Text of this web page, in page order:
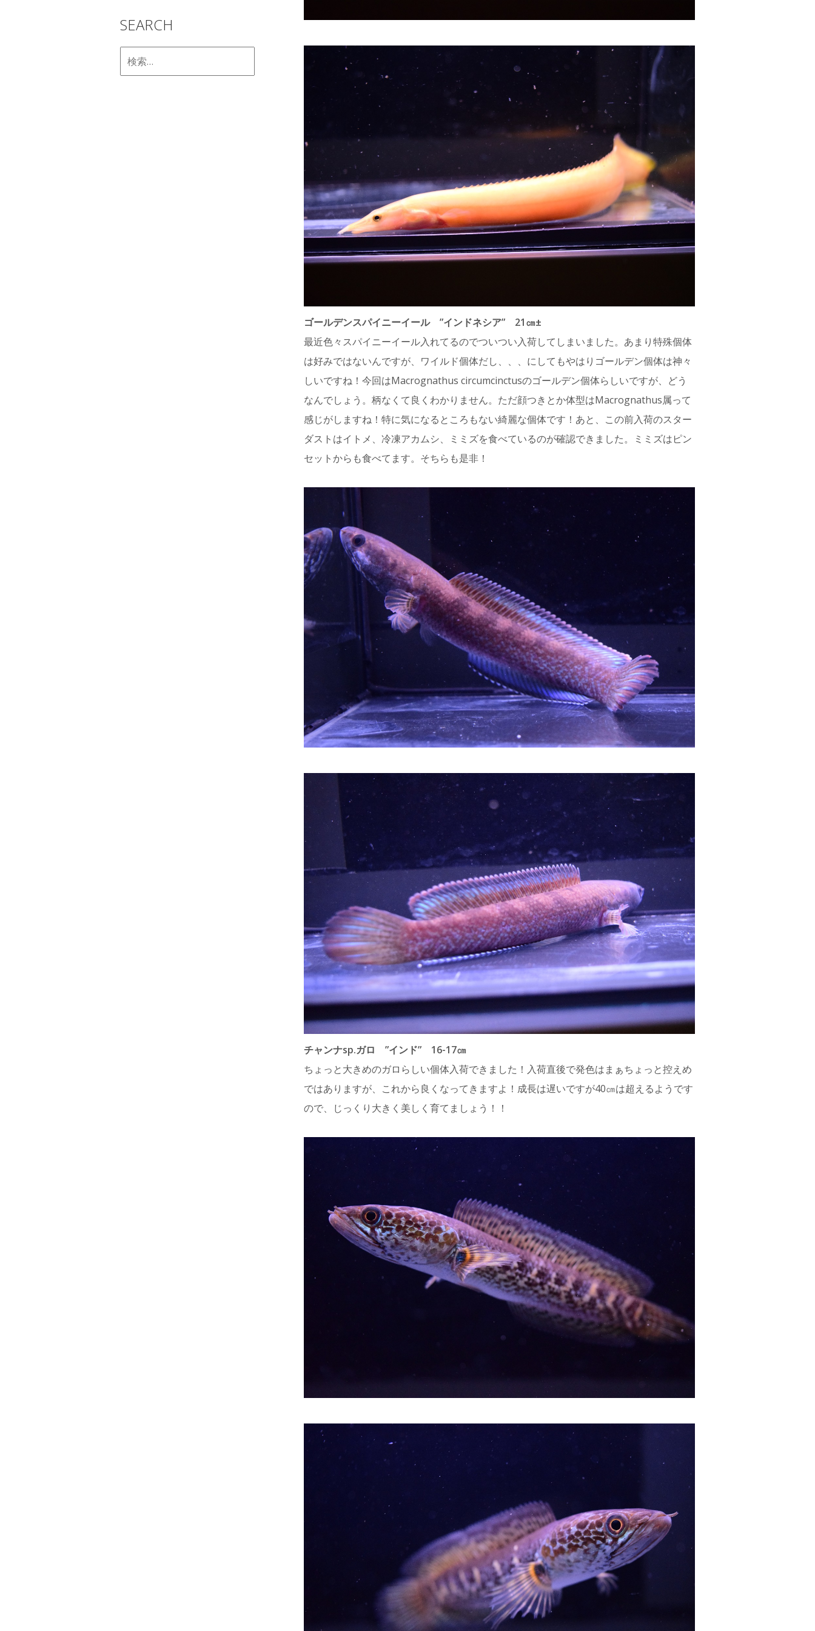
ゴールデンスパイニーイール ”インドネシア” 21㎝±
最近色々スパイニーイール入れてるのでついつい入荷してしまいました。あまり特殊個体
は好みではないんですが、ワイルド個体だし、、、にしてもやはりゴールデン個体は神々
しいですね！今回はMacrognathus circumcinctusのゴールデン個体らしいですが、どう
なんでしょう。柄なくて良くわかりません。ただ顔つきとか体型はMacrognathus属って
感じがしますね！特に気になるところもない綺麗な個体です！あと、この前入荷のスター
ダストはイトメ、冷凍アカムシ、ミミズを食べているのが確認できました。ミミズはピン
セットからも食べてます。そちらも是非！
チャンナsp.ガロ ”インド” 16-17㎝
ちょっと大きめのガロらしい個体入荷できました！入荷直後で発色はまぁちょっと控えめ
ではありますが、これから良くなってきますよ！成長は遅いですが40㎝は超えるようです
ので、じっくり大きく美しく育てましょう！！
SEARCH